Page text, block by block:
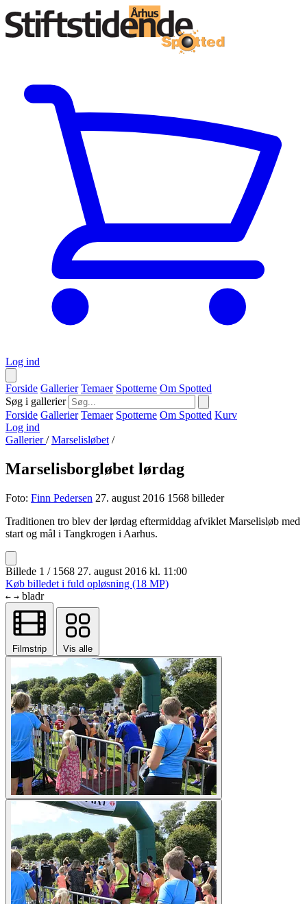
Log ind
Forside Gallerier Temaer Spotterne Om Spotted
Søg i gallerier
Forside Gallerier Temaer Spotterne Om Spotted Kurv
Log ind
Gallerier/ Marselisløbet /
Marselisborgløbet lørdag
Foto: Finn Pedersen 27. august 2016 1568 billeder
Traditionen tro blev der lørdag eftermiddag afviklet Marselisløb med
start og mål i Tangkrogen i Aarhus.
Billede 1 / 1568 27. august 2016 kl. 11:00
Køb billedet i fuld opløsning (18 MP)
← → bladr
Filmstrip Vis alle